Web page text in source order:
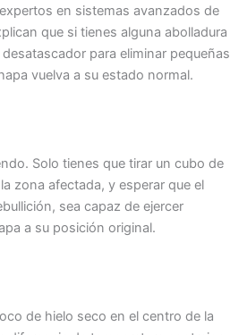
en sistemas avanzados de
que si tienes alguna abolladura
para eliminar pequeñas
vuelva a su estado normal.
Solo tienes que tirar un cubo de
zona afectada, y esperar que el
sea capaz de ejercer
a su posición original.
de hielo seco en el centro de la